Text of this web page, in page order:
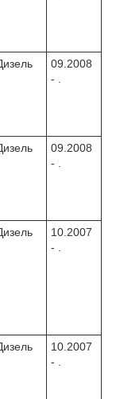
09.2008
- .
09.2008
- .
10.2007
- .
10.2007
- .